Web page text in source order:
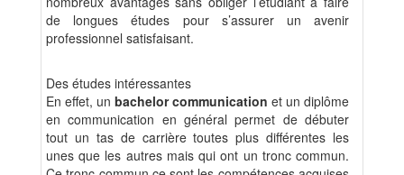
de longues études pour s’assurer un avenir
professionnel satisfaisant.
Des études intéressantes
En effet, un bachelor communication et un diplôme
en communication en général permet de débuter
tout un tas de carrière toutes plus différentes les
unes que les autres mais qui ont un tronc commun.